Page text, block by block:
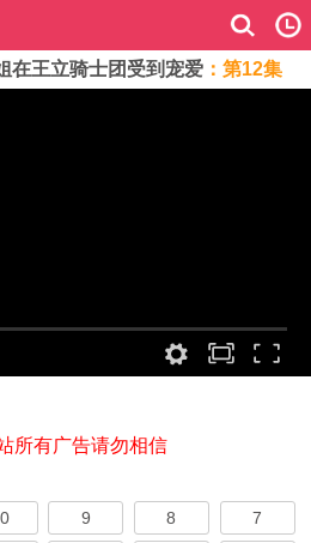
在王立骑士团受到宠爱 ：第12集
所有广告请勿相信
9 8 7